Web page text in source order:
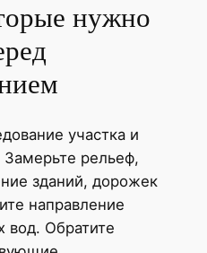
нужно
участка и
Замерьте рельеф,
зданий, дорожек
направление
вод. Обратите